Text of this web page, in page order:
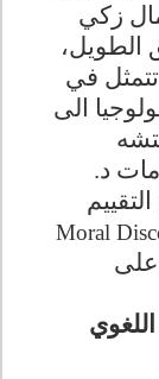
زكي
الطويل،
تتمثل في
الى
د.
Moral
على